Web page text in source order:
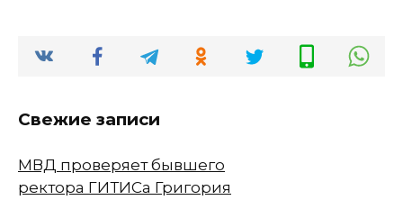
Свежие записи
МВД проверяет бывшего
ректора ГИТИСа Григория